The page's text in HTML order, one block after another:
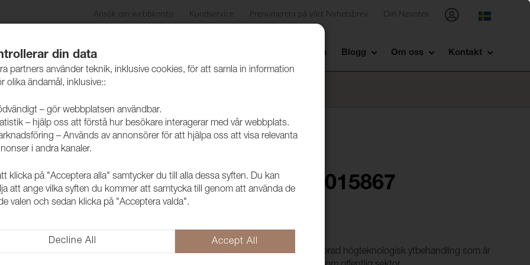
Ansök om webbkonto Kundservice Prenumerera på vårt Nyhetsbrev Om Nevotex
Produkter Skötselråd Showroom Blogg Om oss Kontakt
Konstläder Amalfi 015867
Anthracite
Amalfi är ett ftalatfritt konstläder med en avancerad högteknologisk ytbehandling som är
din data
partners använder teknik, inklusive cookies, för att samla in information
olika ändamål, inklusive::
– gör webbplatsen användbar.
– hjälp oss att förstå hur besökare interagerar med vår webbplats.
– Används av annonsörer för att hjälpa oss att visa relevanta
i andra kanaler.
klicka på "Acceptera alla" samtycker du till alla dessa syften. Du kan
att ange vilka syften du kommer att samtycka till genom att använda de
valen och sedan klicka på "Acceptera valda".
Decline All Accept All